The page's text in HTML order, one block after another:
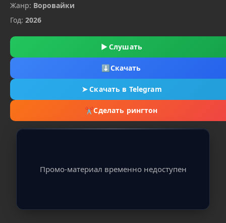
Жанр: Воровайки
Год: 2026
▶ Слушать
⬇Скачать
➤Скачать в Telegram
✂Сделать рингтон
Промо-материал временно недоступен